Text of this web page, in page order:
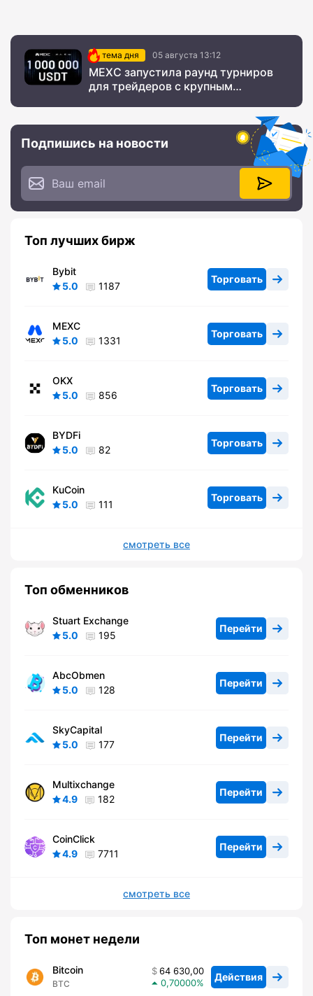
тема дня 05 августа 13:12
MEXC запустила раунд турниров
для трейдеров с крупным
Подпишись на новости
Топ лучших бирж
Bybit
5.0
1187
Торговать
MEXC
5.0
1331
Торговать
OKX
5.0
856
Торговать
BYDFi
5.0
82
Торговать
KuCoin
5.0
111
Торговать
смотреть все
Топ обменников
Stuart Exchange
5.0
195
Перейти
AbcObmen
5.0
128
Перейти
SkyCapital
5.0
177
Перейти
Multixchange
4.9
182
Перейти
CoinClick
4.9
7711
Перейти
смотреть все
Топ монет недели
Bitcoin
BTC
64 630,00
0,70000
Действия